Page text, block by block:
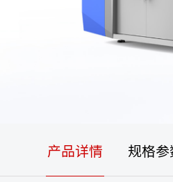
产品详情 规格参